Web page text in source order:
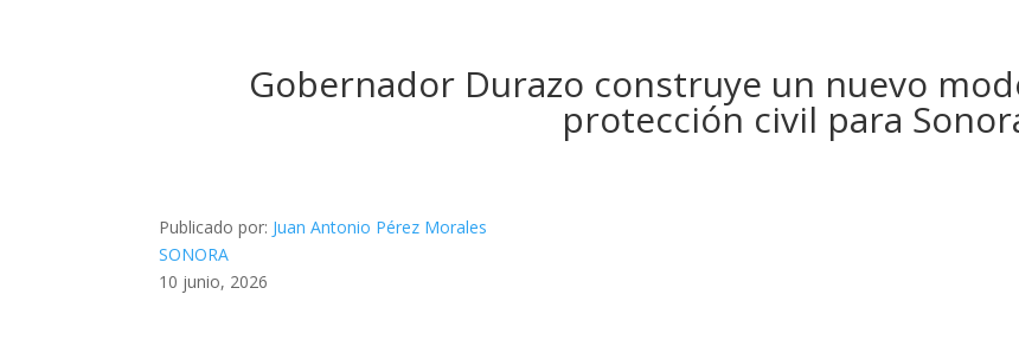
Gobernador Durazo construye un nuevo
protección civil para
Publicado por: Juan Antonio Pérez Morales
SONORA
10 junio, 2026